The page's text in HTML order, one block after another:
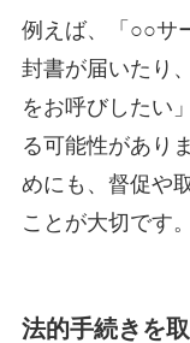
例えば、「○○サ
封書が届いたり
をお呼びしたい
る可能性があり
めにも、督促や
ことが大切です。
法的手続きを